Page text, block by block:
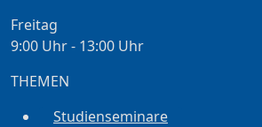
Freitag
9:00 Uhr - 13:00 Uhr
THEMEN
Studienseminare